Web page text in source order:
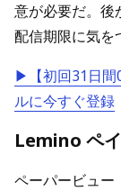
意が必要だ。後
配信期限に気を
▶【初回31日間
ルに今すぐ登録
Lemino ペ
ペーパービュー